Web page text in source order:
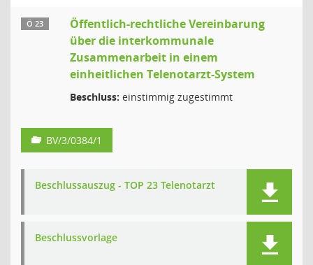
Ö 23
Öffentlich-rechtliche Vereinbarung
über die interkommunale
Zusammenarbeit in einem
einheitlichen Telenotarzt-System
Beschluss: einstimmig zugestimmt
BV/3/0384/1
Beschlussauszug - TOP 23 Telenotarzt
Beschlussvorlage